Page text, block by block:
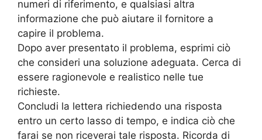
numeri di riferimento, e qualsiasi altra
informazione che può aiutare il fornitore a
capire il problema.
Dopo aver presentato il problema, esprimi ciò
che consideri una soluzione adeguata. Cerca di
essere ragionevole e realistico nelle tue
richieste.
Concludi la lettera richiedendo una risposta
entro un certo lasso di tempo, e indica ciò che
farai se non riceverai tale risposta. Ricorda di